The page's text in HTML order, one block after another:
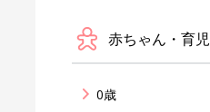
赤ちゃん・育児
0歳